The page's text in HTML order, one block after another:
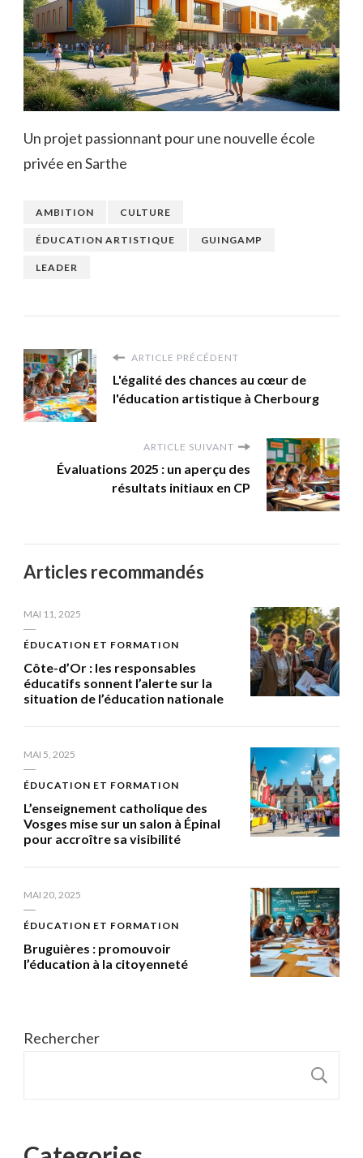
Un projet passionnant pour une nouvelle école
privée en Sarthe
AMBITION CULTURE
ÉDUCATION ARTISTIQUE GUINGAMP
LEADER
ARTICLE PRÉCÉDENT
L'égalité des chances au cœur de
l'éducation artistique à Cherbourg
ARTICLE SUIVANT
Évaluations 2025 : un aperçu des
résultats initiaux en CP
Articles recommandés
MAI 11, 2025
ÉDUCATION ET FORMATION
Côte-d’Or : les responsables
éducatifs sonnent l’alerte sur la
situation de l’éducation nationale
MAI 5, 2025
ÉDUCATION ET FORMATION
L’enseignement catholique des
Vosges mise sur un salon à Épinal
pour accroître sa visibilité
MAI 20, 2025
ÉDUCATION ET FORMATION
Bruguières : promouvoir
l’éducation à la citoyenneté
Rechercher